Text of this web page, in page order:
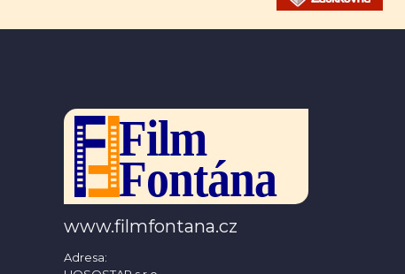
www.filmfontana.cz
Adresa: